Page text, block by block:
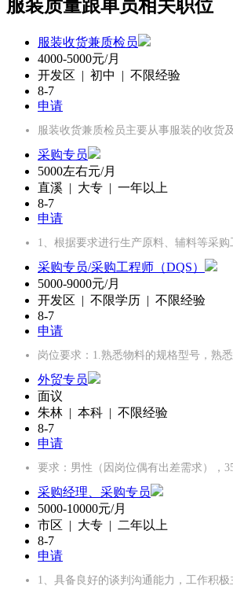
服装质量跟单员相关职位
服装收货兼质检员
4000-5000元/月
开发区 | 初中 | 不限经验
8-7
申请
服装收货兼质检员主要从事服装的收货
采购专员
5000左右元/月
直溪 | 大专 | 一年以上
8-7
申请
1、根据要求进行生产原料、辅料等采
采购专员/采购工程师（DQS）
5000-9000元/月
开发区 | 不限学历 | 不限经验
8-7
申请
岗位要求：1.熟悉物料的规格型号，熟
外贸专员
面议
朱林 | 本科 | 不限经验
8-7
申请
要求：男性（因岗位偶有出差需求），
采购经理、采购专员
5000-10000元/月
市区 | 大专 | 二年以上
8-7
申请
1、具备良好的谈判沟通能力，工作积